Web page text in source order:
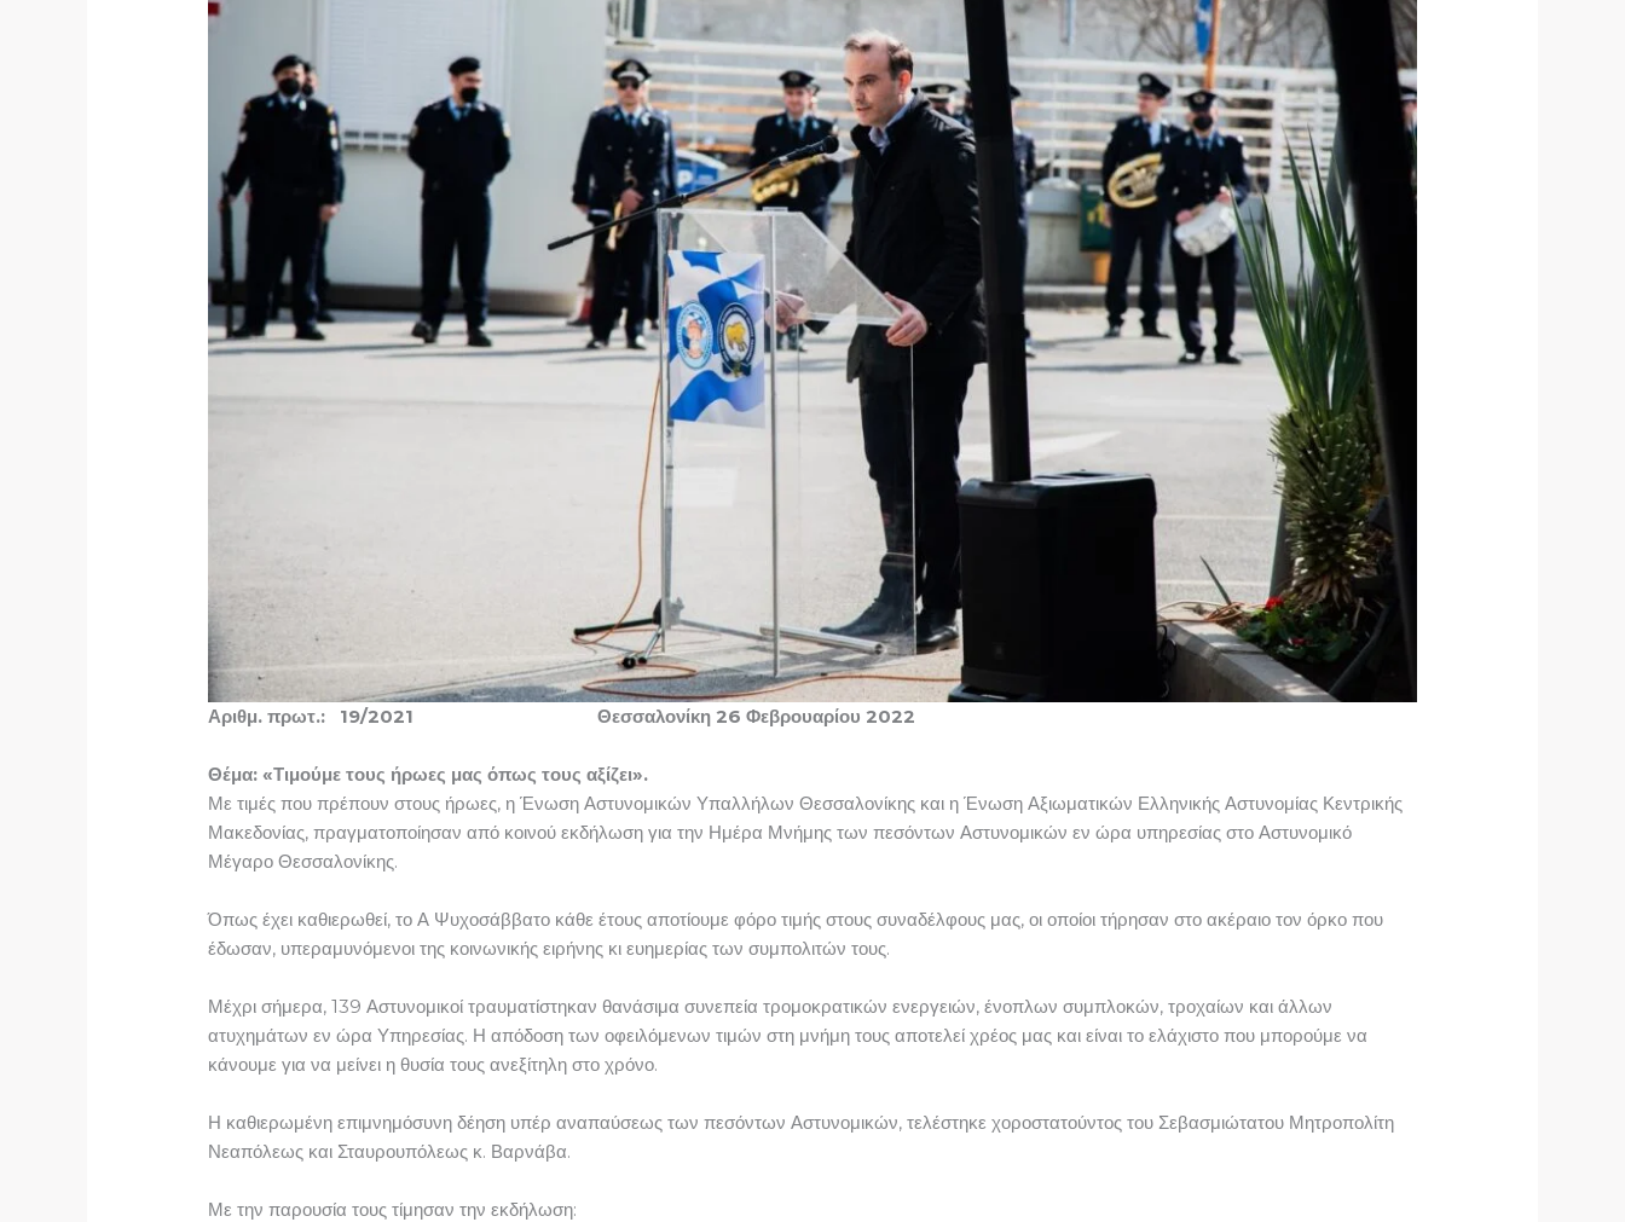
Αριθμ. πρωτ.: 19/2021 Θεσσαλονίκη 26 Φεβρουαρίου 2022
Θέμα: «Τιμούμε τους ήρωες μας όπως τους αξίζει».
Με τιμές που πρέπουν στους ήρωες, η Ένωση Αστυνομικών Υπαλλήλων Θεσσαλονίκης και η Ένωση Αξιωματικών Ελληνικής Αστυνομίας Κεντρικής
Μακεδονίας, πραγματοποίησαν από κοινού εκδήλωση για την Ημέρα Μνήμης των πεσόντων Αστυνομικών εν ώρα υπηρεσίας στο Αστυνομικό
Μέγαρο Θεσσαλονίκης.
Όπως έχει καθιερωθεί, το Α Ψυχοσάββατο κάθε έτους αποτίουμε φόρο τιμής στους συναδέλφους μας, οι οποίοι τήρησαν στο ακέραιο τον όρκο που
έδωσαν, υπεραμυνόμενοι της κοινωνικής ειρήνης κι ευημερίας των συμπολιτών τους.
Μέχρι σήμερα, 139 Αστυνομικοί τραυματίστηκαν θανάσιμα συνεπεία τρομοκρατικών ενεργειών, ένοπλων συμπλοκών, τροχαίων και άλλων
ατυχημάτων εν ώρα Υπηρεσίας. Η απόδοση των οφειλόμενων τιμών στη μνήμη τους αποτελεί χρέος μας και είναι το ελάχιστο που μπορούμε να
κάνουμε για να μείνει η θυσία τους ανεξίτηλη στο χρόνο.
Η καθιερωμένη επιμνημόσυνη δέηση υπέρ αναπαύσεως των πεσόντων Αστυνομικών, τελέστηκε χοροστατούντος του Σεβασμιώτατου Μητροπολίτη
Νεαπόλεως και Σταυρουπόλεως κ. Βαρνάβα.
Με την παρουσία τους τίμησαν την εκδήλωση: